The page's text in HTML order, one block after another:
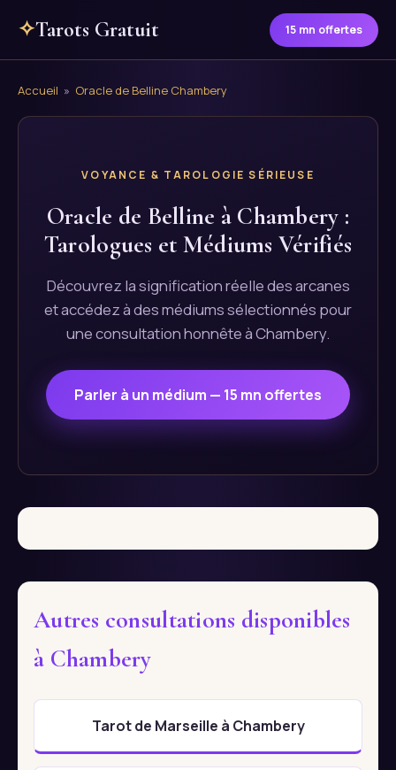
✧Tarots Gratuit 15 mn offertes
Accueil » Oracle de Belline Chambery
VOYANCE & TAROLOGIE SÉRIEUSE
Oracle de Belline à Chambery :
Tarologues et Médiums Vérifiés
Découvrez la signification réelle des arcanes
et accédez à des médiums sélectionnés pour
une consultation honnête à Chambery.
Parler à un médium — 15 mn offertes
Autres consultations disponibles
à Chambery
Tarot de Marseille à Chambery